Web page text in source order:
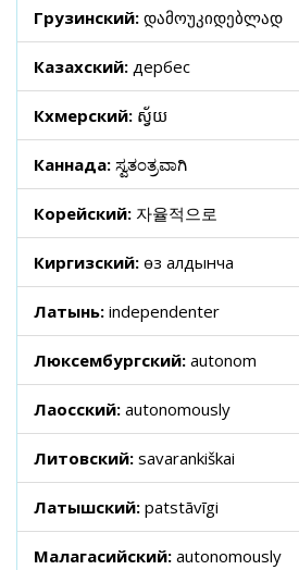
Грузинский: დამოუკიდებლად
Казахский: дербес
Кхмерский: ស្វ័យ
Каннада: ಸ್ವತಂತ್ರವಾಗಿ
Корейский: 자율적으로
Киргизский: өз алдынча
Латынь: independenter
Люксембургский: autonom
Лаосский: autonomously
Литовский: savarankiškai
Латышский: patstāvīgi
Малагасийский: autonomously